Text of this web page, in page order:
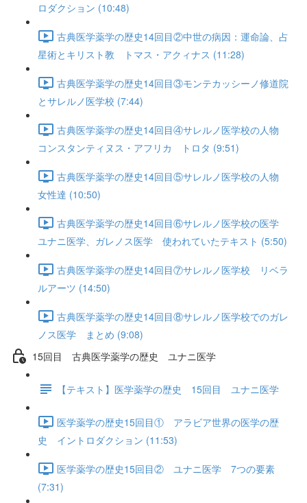
ロダクション (10:48)
古典医学薬学の歴史14回目②中世の病因：運命論、占
星術とキリスト教 トマス・アクィナス (11:28)
古典医学薬学の歴史14回目③モンテカッシーノ修道院
とサレルノ医学校 (7:44)
古典医学薬学の歴史14回目④サレルノ医学校の人物
コンスタンティヌス・アフリカ トロタ (9:51)
古典医学薬学の歴史14回目⑤サレルノ医学校の人物
女性達 (10:50)
古典医学薬学の歴史14回目⑥サレルノ医学校の医学
ユナニ医学、ガレノス医学 使われていたテキスト (5:50)
古典医学薬学の歴史14回目⑦サレルノ医学校 リベラ
ルアーツ (14:50)
古典医学薬学の歴史14回目⑧サレルノ医学校でのガレ
ノス医学 まとめ (9:08)
15回目 古典医学薬学の歴史 ユナニ医学
【テキスト】医学薬学の歴史 15回目 ユナニ医学
医学薬学の歴史15回目① アラビア世界の医学の歴
史 イントロダクション (11:53)
医学薬学の歴史15回目② ユナニ医学 7つの要素
(7:31)